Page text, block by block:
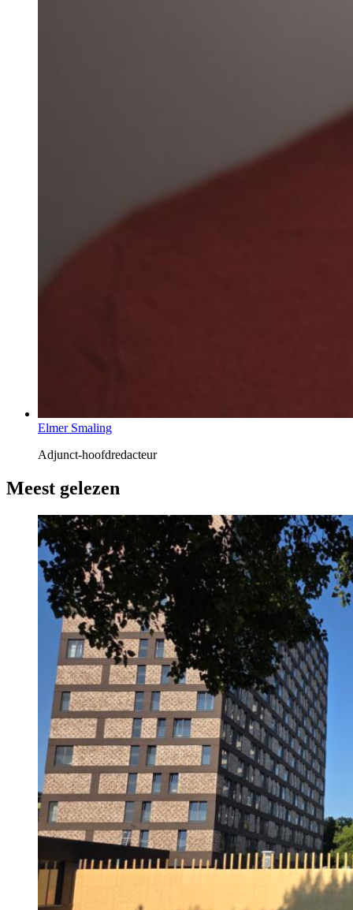
Elmer Smaling
Adjunct-hoofdredacteur
Meest gelezen